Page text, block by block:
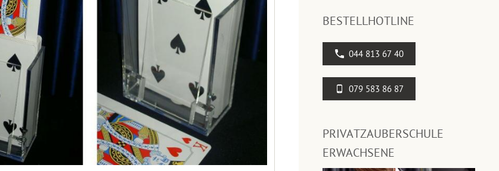
BESTELLHOTLINE
044 813 67 40
079 583 86 87
PRIVATZAUBERSCHULE
ERWACHSENE